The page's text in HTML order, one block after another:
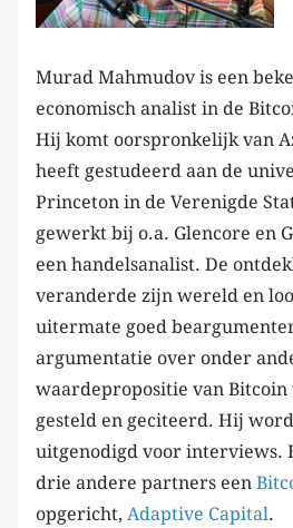
Murad Mahmudov is een
economisch analist in de
Hij komt oorspronkelijk van
heeft gestudeerd aan de
Princeton in de Verenigde
gewerkt bij o.a. Glencore en
een handelsanalist. De
veranderde zijn wereld en
uitermate goed
argumentatie over onder
waardepropositie van
gesteld en geciteerd. Hij
uitgenodigd voor interviews.
drie andere partners een
opgericht, Adaptive Capital.